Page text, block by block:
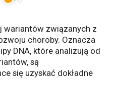
wariantów związanych z
choroby. Oznacza
DNA, które analizują od
są
się uzyskać dokładne